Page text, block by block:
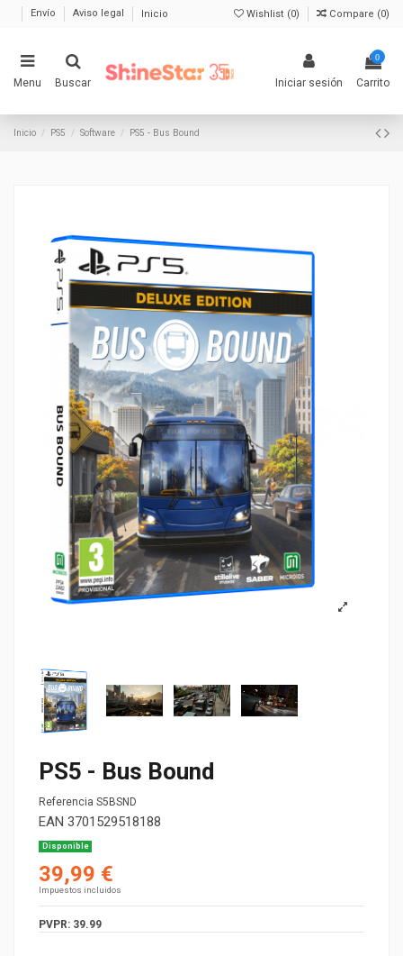
Envío Aviso legal Inicio Wishlist (0) Compare (0)
Menu Buscar Iniciar sesión
0
Carrito
Inicio PS5 Software PS5 - Bus Bound
PS5 - Bus Bound
Referencia S5BSND
EAN 3701529518188
Disponible
39,99 €
Impuestos incluidos
PVPR: 39.99